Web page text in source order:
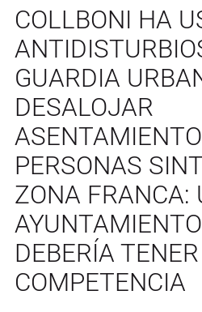
COLLBONI HA
GUARDIA
DESALOJAR
PERSONAS
ZONA FRANCA:
DEBERÍA
COMPETENCIA